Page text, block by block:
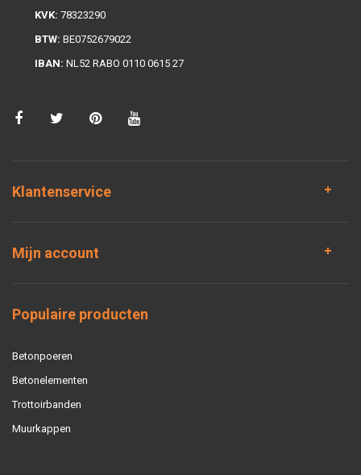
KVK: 78323290
BTW: BE0752679022
IBAN: NL52 RABO 0110 0615 27
Klantenservice
Mijn account
Populaire producten
Betonpoeren
Betonelementen
Trottoirbanden
Muurkappen